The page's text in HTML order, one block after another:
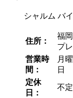
シャルム バ
住所：
福
プ
営業時
間：
月
日
定休
日：
不